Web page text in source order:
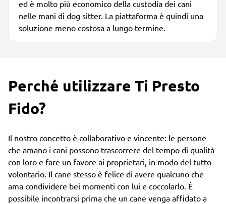
ed è molto più economico della custodia dei cani
nelle mani di dog sitter. La piattaforma è quindi una
soluzione meno costosa a lungo termine.
Perché utilizzare Ti Presto
Fido?
Il nostro concetto è collaborativo e vincente: le persone
che amano i cani possono trascorrere del tempo di qualità
con loro e fare un favore ai proprietari, in modo del tutto
volontario. Il cane stesso è felice di avere qualcuno che
ama condividere bei momenti con lui e coccolarlo. È
possibile incontrarsi prima che un cane venga affidato a